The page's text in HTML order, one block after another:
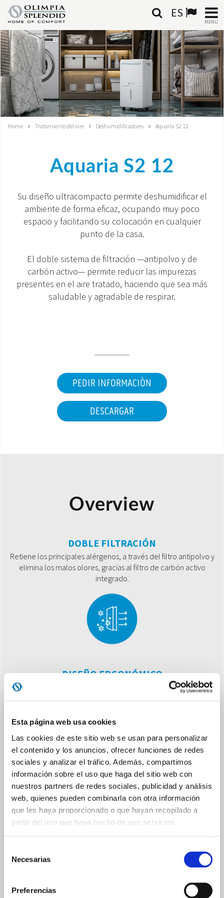
Esta página web usa cookies
Las cookies de este sitio web se usan para personalizar
el contenido y los anuncios, ofrecer funciones de redes
sociales y analizar el tráfico. Además, compartimos
información sobre el uso que haga del sitio web con
nuestros partners de redes sociales, publicidad y análisis
web, quienes pueden combinarla con otra información
que les haya proporcionado o que hayan recopilado a
partir del uso que haya hecho de sus servicios.
Necesarias
Preferencias
ES
MENU
ESPAÑOL
HOME
AIRE ACONDICIONADO
CALEFACCIÓN
SISTEMAS INTEGRADOS
CONTACTA CON NOSOTROS
Home Tratamiento del aire Deshumidificadores Aquaria S2 12
Aquaria S2 12
Su diseño ultracompacto permite deshumidificar el
ambiente de forma eficaz, ocupando muy poco
espacio y facilitando su colocación en cualquier
punto de la casa.
El doble sistema de filtración —antipolvo y de
carbón activo— permite reducir las impurezas
presentes en el aire tratado, haciendo que sea más
saludable y agradable de respirar.
PEDIR INFORMACIÒN
DESCARGAR
Overview
DOBLE FILTRACIÓN
Retiene los principales alérgenos, a través del filtro antipolvo y
elimina los malos olores, gracias al filtro de carbón activo
integrado.
DISEÑO ERGONÓMICO
Fácil de desplazar, gracias a las asas laterales y a las ruedas,
MEMORY
Reinicio automático tras un corte de corriente con
conservación de la configuración